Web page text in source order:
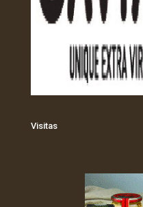
Visitas